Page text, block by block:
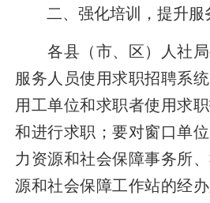
二、强化培训，提升服
各县（市、区）人社
服务人员使用求职招聘系
用工单位和求职者使用求
和进行求职；要对窗口单位
力资源和社会保障事务所
源和社会保障工作站的经